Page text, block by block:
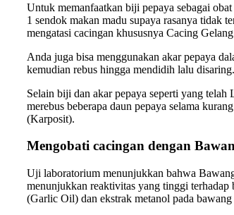
Untuk memanfaatkan biji pepaya sebagai
1 sendok makan madu supaya rasanya tidak
mengatasi cacingan khususnya Cacing
Anda juga bisa menggunakan akar pepaya
kemudian rebus hingga mendidih lalu
Selain biji dan akar pepaya seperti yang telah
merebus beberapa daun pepaya selama
(Karposit).
Mengobati cacingan dengan
Uji laboratorium menunjukkan bahwa
menunjukkan reaktivitas yang tinggi terhadap
(Garlic Oil) dan ekstrak metanol pada